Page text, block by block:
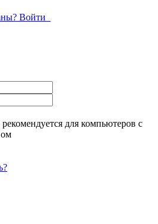
Войти
для компьютеров с